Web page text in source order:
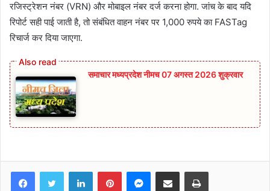
रजिस्ट्रेशन नंबर (VRN) और मोबाइल नंबर दर्ज करना होगा. जांच के बाद यदि
रिपोर्ट सही पाई जाती है, तो संबंधित वाहन नंबर पर 1,000 रुपये का FASTag
रिचार्ज कर दिया जाएगा.
समाचार मध्यप्रदेश नीमच 07 अगस्त 2026 शुक्रवार
FacebookTwitter LinkedInPinterestMessenger
Share via Email Print